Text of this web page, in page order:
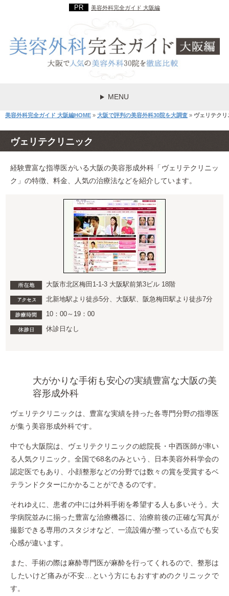
美容外科完全ガイド 大阪編
MENU
美容外科完全ガイド 大阪編HOME » 大阪で評判の美容外科30院を大調査 » ヴェリテクリ
ヴェリテクリニック
経験豊富な指導医がいる大阪の美容形成外科「ヴェリテクリニッ
ク」の特徴、料金、人気の治療法などを紹介しています。
大阪市北区梅田1-1-3 大阪駅前第3ビル 18階
北新地駅より徒歩5分、大阪駅、阪急梅田駅より徒歩7分
10：00～19：00
休診日なし
大がかりな手術も安心の実績豊富な大阪の美
容形成外科
ヴェリテクリニックは、豊富な実績を持った各専門分野の指導医
が集う美容形成外科です。
中でも大阪院は、ヴェリテクリニックの総院長・中西医師が率い
る人気クリニック。全国で68名のみという、日本美容外科学会の
認定医でもあり、小顔整形などの分野では数々の賞を受賞するベ
テランドクターにかかることができるのです。
それゆえに、患者の中には外科手術を希望する人も多いそう。大
学病院並みに揃った豊富な治療機器に、治療前後の正確な写真が
撮影できる専用のスタジオなど、一流設備が整っている点でも安
心感が違います。
また、手術の際は麻酔専門医が麻酔を行ってくれるので、整形は
したいけど痛みが不安…という方にもおすすめのクリニックで
す。